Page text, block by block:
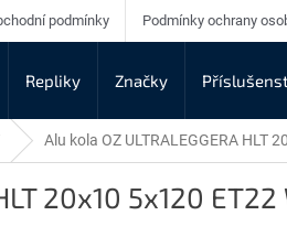
podmínky Podmínky ochrany
Repliky Značky
Alu kola OZ ULTRALEGGERA HLT
20x10 5x120 ET22